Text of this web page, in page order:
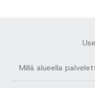
Millä alueella